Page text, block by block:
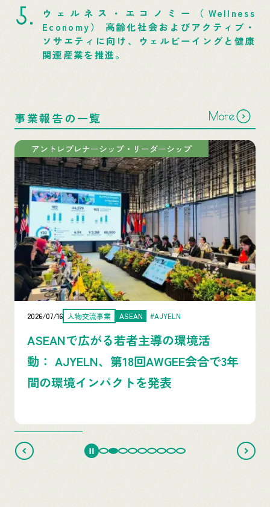
ウェルネス・エコノミー（Wellness
Economy） 高齢化社会およびアクティブ・
ソサエティに向け、ウェルビーイングと健康
関連産業を推進。
事業報告の一覧 More
アントレプレナーシップ・リーダーシップ
2026/07/16 人物交流事業 ASEAN #AJYELN
ASEANで広がる若者主導の環境活
動： AJYELN、第18回AWGEE会合で3年
間の環境インパクトを発表